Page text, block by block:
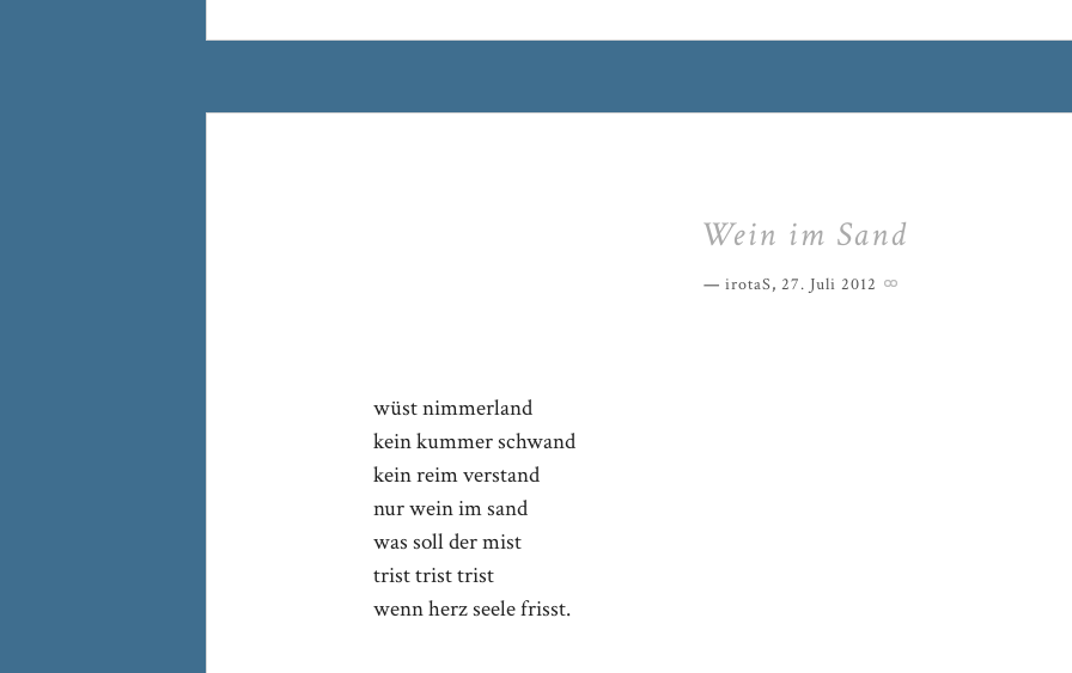
Wein im Sand
irotaS, 27. Juli 2012
wüst nimmerland
kein kummer schwand
kein reim verstand
nur wein im sand
was soll der mist
trist trist trist
wenn herz seele frisst.